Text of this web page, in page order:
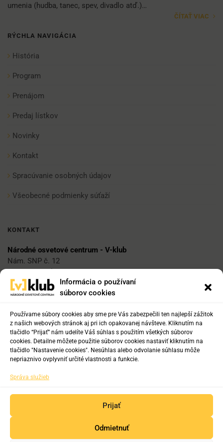
Informácia o používaní
súborov cookies
Používame súbory cookies aby sme pre Vás zabezpečili ten najlepší zážitok
z našich webových stránok aj pri ich opakovanej návšteve. Kliknutím na
tlačidlo “Prijať” nám udelíte Váš súhlas s použitím všetkých súborov
cookies. Detailne môžete použitie súborov cookies nastaviť kliknutím na
tlačidlo "Nastavenie cookies". Nesúhlas alebo odvolanie súhlasu môže
nepriaznivo ovplyvniť určité vlastnosti a funkcie.
Správa služieb
Prijať
Odmietnuť
umenia (hudba, tanec, spev, divadlo atď.)…
ČÍTAŤ VIAC
RÝCHLA NAVIGÁCIA
História
Program
Prenájom
Predaj lístkov
Novinky
Kontakt
Spracúvanie osobných údajov
Všeobecné podmienky súťaží
KONTAKT
Národné osvetové centrum - V-klub
Nám. SNP č. 12
812 34 Bratislava 1
vklub@nocka.sk
Tel:
+421 2 204 71 217
+421 918 817 141